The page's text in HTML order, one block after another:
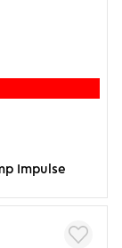
Impulse